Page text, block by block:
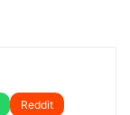
Reddit